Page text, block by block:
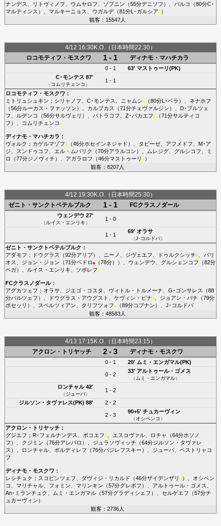
ナンデス
リトヴィノフ ウムヤロフ ゾブニン （55分デニソフ ）、 バルコ （80分C･
マルティンス ）、 マルキーニョス ウガルデ（81分L･ガルシア■）
観客：15547人
4/12 16:30K.O.（日本時間22:30）
ロコモティフ・モスクワ
1 - 1 ディナモ・マハチカラ
0 - 1 63' マストゥーリ(PK)
C･モンテス 87'
（コムリチェンコ ）
1 - 1
ロコモティフ・モスクワ ：
ミトリュシュキン ； シリャノフ C･モンテス ニャムシ■（80分L･ベラ ）、 ネナホフ
（56分ルーカス・ファッソン ）、 カルプカス （71分チェヴァルジン ）、 D･プルツェ
フ
ルデンコ （56分サルヴェリ ）、 バトラコフ Z･バカエフ■（71分サルティコ
フ ）、 コムリチェンコ ■
ディナモ・マハチカラ ：
ヴォルク ； カゲルマゾフ■（46分ホセインネジャド ）、 タビーゼ、 アフメドフ
M･ア
ジ
スンドゥコフ エル・ムバリク （70分アラルコン ）、 ムレジグ、 グルシコフ
ミ
ロ
（77分ジノヴィチ ）、 アガラロフ （46分マストゥーリ ■）
観客：8207人
4/12 19:30K.O.（日本時間25:30）
ゼニト・サンクトペテルブルク
1 - 1 FCクラスノダール
ウェンデウ 27'
（ルイス・エンリキ）
1 - 0
1 - 1
69' オラサ
（J･コルドバ）
ゼニト・サンクトペテルブルク ：
アダモフ ； ドウグラス （92分アリプ）、 ニーノ ジヴェエフ ドゥルクシッチ■、 バリ
オス
ジョン・ジョン （71分ペドロ ■（78分））、 ウェンデウ グルシェンコフ （82分
ベガ）、 ルイス・エンリキ ソボレフ■
FCクラスノダール：
アグカツェフ ； オラサ、 ジエゴ・コスタ ヴィトル・トルメーナ G･ゴンサレス
（88
分パルツェフ ）、 ドウグラス・アウグスト ケヴィン・ピナ■、 ジョアン・バチ （79分
ボセッリ ）、 スペルツィアン クリフツォフ■（89分コブナン ）、 J･コルドバ
観客：48583人
4/13 17:15K.O.（日本時間23:15）
アクロン・トリヤッチ
2 - 3 ディナモ・モスクワ
0 - 1 20' ムミ・エンガマル(PK)
0 - 2
33' アルトゥール・ゴメス
（ ムミ・エンガマル）
ロンチャル42'
（ジューバ）
1 - 2
ジルソン・タヴァレス(PK) 88' 2 - 2
2 - 3
90+5' チュカーヴィン
（オシペンコ ）
アクロン・トリヤッチ：
グジエフ ； R･フェルナンデス ボコエフ■、 エスコヴァル、 ロチャ （64分ホソノ
フ ）、 クジミン （76分アレバロ ）、 ジュラソヴィッチ （64分ジルソン・タヴァレ
ス ）、 ロンチャル、 ボルディレフ （76分バジレフスキー ）、 ジューバ、 ペストリャコ
フ
ディナモ・モスクワ ：
レシチュク ； スコピンツェフ ダヴィジ・リカルド （46分ザイデンザリ ■）、 オシペン
コ
マリチャル、 フォミン マリンキン （57分グレボフ ）、 アルトゥール・ゴメス
An･ミランチュク
ムミ・エンガマル（57分グラディシェフ ）、 セルゲエフ （57分チ
ュカーヴィン ）
観客：2736人